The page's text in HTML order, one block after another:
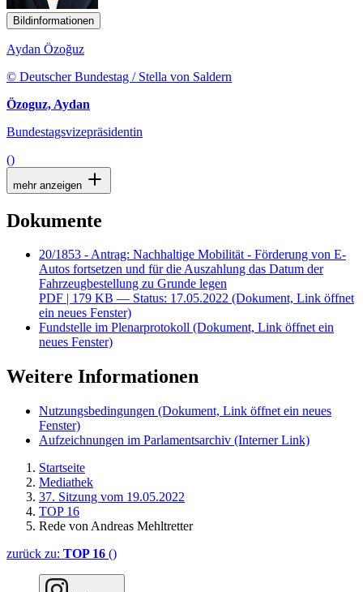
Bildinformationen
Aydan Özoğuz
© Deutscher Bundestag / Stella von Saldern
Özoguz, Aydan
Bundestagsvizepräsidentin
()
mehr anzeigen
Dokumente
20/1853 - Antrag: Nachhaltige Mobilität - Förderung von E-
Autos fortsetzen und für die Auszahlung das Datum der
Fahrzeugbestellung zu Grunde legen
PDF | 179 KB — Status: 17.05.2022 (Dokument, Link öffnet
ein neues Fenster)
Fundstelle im Plenarprotokoll (Dokument, Link öffnet ein
neues Fenster)
Weitere Informationen
Nutzungsbedingungen (Dokument, Link öffnet ein neues
Fenster)
Aufzeichnungen im Parlamentsarchiv (Interner Link)
Startseite
Mediathek
37. Sitzung vom 19.05.2022
TOP 16
Rede von Andreas Mehltretter
zurück zu: TOP 16 ()